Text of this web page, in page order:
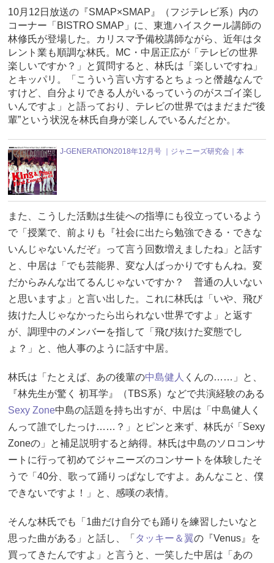
10月12日放送の『SMAP×SMAP』（フジテレビ系）内の
コーナー「BISTRO SMAP」に、東進ハイスクール講師の
林修氏が登場した。カリスマ予備校講師ながら、近年はタ
レント業も順調な林氏。MC・中居正広が「テレビの世界
楽しいですか？」と質問すると、林氏は「楽しいですね」
とキッパリ。「こういう言い方するとちょっと僭越なんで
すけど、自分よりできる人がいるっていうのがスゴイ楽し
いんですよ」と語っており、テレビの世界ではまだまだ“後
輩”という状況を林氏自身が楽しんでいるんだとか。
J-GENERATION2018年12月号 ｜ジャニーズ研究会｜本
また、こうした活動は生徒への指導にも役立っているよう
で「授業で、前よりも『社会に出たら勉強できる・できな
いんじゃないんだぞ』って言う回数増えましたね」と話す
と、中居は「でも芸能界、変な人ばっかりですもんね。変
だからみんな出てるんじゃないですか？ 普通の人いない
と思いますよ」と言い出した。これに林氏は「いや、飛び
抜けた人じゃなかったら出られない世界ですよ」と返す
が、調理中のメンバーを指して「飛び抜けた変態でし
ょ？」と、他人事のように話す中居。
林氏は「たとえば、あの後輩の中島健人 くんの……」と、
『林先生が驚く 初耳学』（TBS系）などで共演経験のある
Sexy Zone中島の話題を持ち出すが、中居は「中島健人く
んって誰でしたっけ……？」とピンと来ず、林氏が「Sexy
Zoneの」と補足説明すると納得。林氏は中島のソロコンサ
ートに行って初めてジャニーズのコンサートを体験したそ
うで「40分、歌って踊りっぱなしですよ。あんなこと、僕
できないですよ！」と、感嘆の表情。
そんな林氏でも「1曲だけ自分でも踊りを練習したいなと
思った曲がある」と話し、「 タッキー＆翼の『Venus』を
買ってきたんですよ」と言うと、一笑した中居は「あの